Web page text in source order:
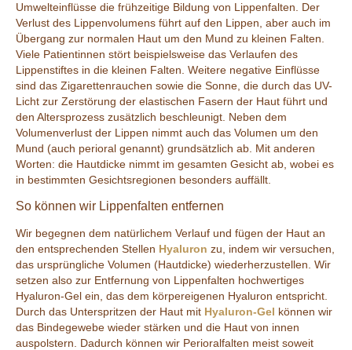
Umwelteinflüsse die frühzeitige Bildung von Lippenfalten. Der
Verlust des Lippenvolumens führt auf den Lippen, aber auch im
Übergang zur normalen Haut um den Mund zu kleinen Falten.
Viele Patientinnen stört beispielsweise das Verlaufen des
Lippenstiftes in die kleinen Falten. Weitere negative Einflüsse
sind das Zigarettenrauchen sowie die Sonne, die durch das UV-
Licht zur Zerstörung der elastischen Fasern der Haut führt und
den Altersprozess zusätzlich beschleunigt. Neben dem
Volumenverlust der Lippen nimmt auch das Volumen um den
Mund (auch perioral genannt) grundsätzlich ab. Mit anderen
Worten: die Hautdicke nimmt im gesamten Gesicht ab, wobei es
in bestimmten Gesichtsregionen besonders auffällt.
So können wir Lippenfalten entfernen
Wir begegnen dem natürlichem Verlauf und fügen der Haut an
den entsprechenden Stellen Hyaluron zu, indem wir versuchen,
das ursprüngliche Volumen (Hautdicke) wiederherzustellen. Wir
setzen also zur Entfernung von Lippenfalten hochwertiges
Hyaluron-Gel ein, das dem körpereigenen Hyaluron entspricht.
Durch das Unterspritzen der Haut mit Hyaluron-Gel können wir
das Bindegewebe wieder stärken und die Haut von innen
auspolstern. Dadurch können wir Perioralfalten meist soweit